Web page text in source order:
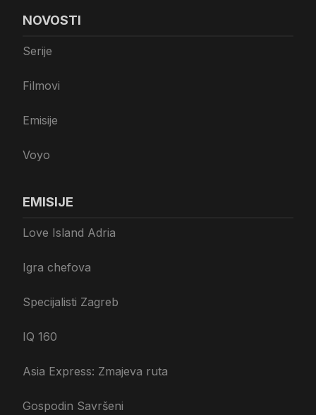
NOVOSTI
Serije
Filmovi
Emisije
Voyo
EMISIJE
Love Island Adria
Igra chefova
Specijalisti Zagreb
IQ 160
Asia Express: Zmajeva ruta
Gospodin Savršeni